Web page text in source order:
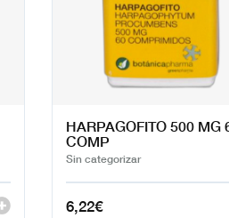
HARPAGOFITO 500 MG
COMP
Sin categorizar
6,22€